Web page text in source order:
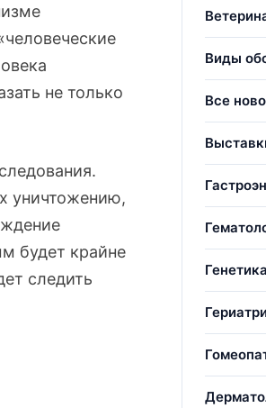
не только
уничтожению,
будет крайне
следить
Виды
Все
Генетика